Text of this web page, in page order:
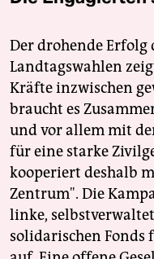
Der drohende Erfolg
Landtagswahlen
Kräfte inzwischen
braucht es
und vor allem mit
für eine starke
kooperiert deshalb
Zentrum". Die
linke,
solidarischen Fonds